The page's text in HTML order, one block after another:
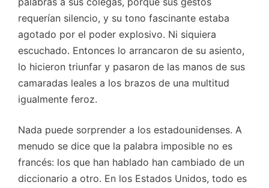
requerían silencio, y su tono fascinante estaba
agotado por el poder explosivo. Ni siquiera
escuchado. Entonces lo arrancaron de su asiento,
lo hicieron triunfar y pasaron de las manos de sus
camaradas leales a los brazos de una multitud
igualmente feroz.
Nada puede sorprender a los estadounidenses. A
menudo se dice que la palabra imposible no es
francés: los que han hablado han cambiado de un
diccionario a otro. En los Estados Unidos, todo es